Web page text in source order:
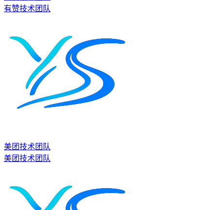
有赞技术团队
美团技术团队
美团技术团队